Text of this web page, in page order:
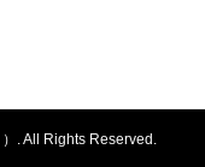
. All Rights Reserved.